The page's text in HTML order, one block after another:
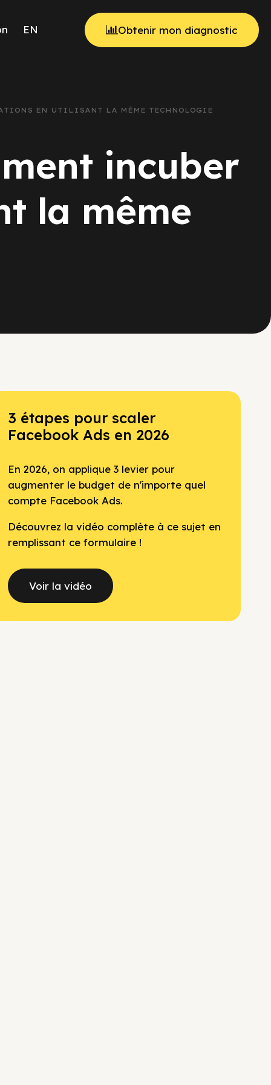
EN Obtenir mon diagnostic
EN UTILISANT LA MÊME TECHNOLOGIE
incuber
la même
3 étapes pour scaler
Facebook Ads en 2026
En 2026, on applique 3 levier pour
augmenter le budget de n'importe quel
compte Facebook Ads.
Découvrez la vidéo complète à ce sujet en
remplissant ce formulaire !
Voir la vidéo